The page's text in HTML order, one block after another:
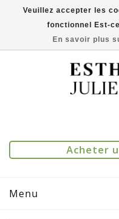
Acheter
Menu
Veuillez accepter les
fonctionnel Est-
En savoir plus